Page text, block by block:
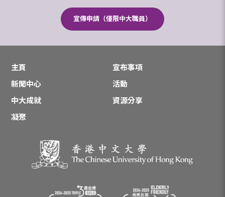
宣傳申請（僅限中大職員）
主頁
宣布事項
新聞中心
活動
中大成就
資源分享
凝聚